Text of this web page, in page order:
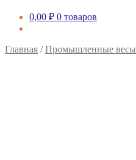
0,00 ₽ 0 товаров
Главная /Промышленные весы